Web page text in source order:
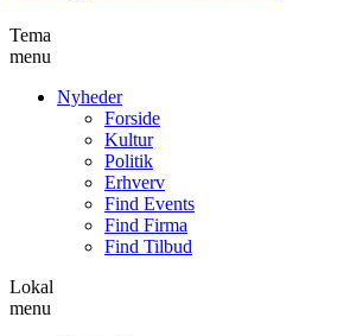
Tema
menu
Nyheder
Forside
Kultur
Politik
Erhverv
Find Events
Find Firma
Find Tilbud
Lokal
menu